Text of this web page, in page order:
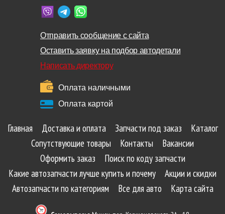
Отправить сообщение с сайта
Оставить заявку на подбор автодетали
Написать директору
Оплата наличными
Оплата картой
Главная Доставка и оплата Запчасти под заказ
Каталог
Сопутствующие товары
Контакты
Вакансии
Оформить заказ
Поиск по коду запчасти
Какие автозапчасти лучше купить и почему
Акции и скидки
Автозапчасти по категориям
Все для авто Карта сайта